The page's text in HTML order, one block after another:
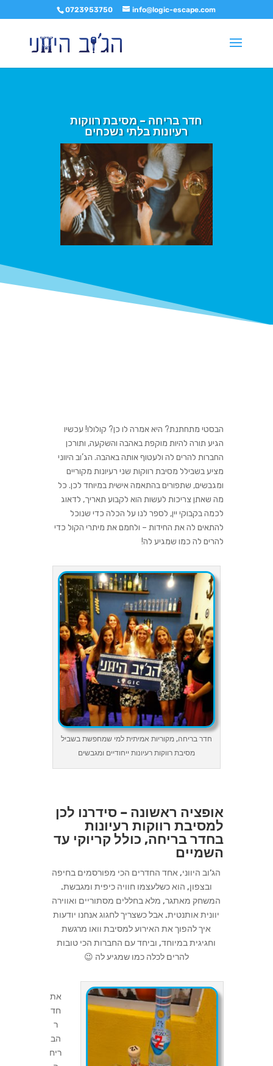
0723953750 info@logic-escape.com
חדר בריחה – מסיבת רווקות
רעיונות בלתי נשכחים
הבסטי מתחתנת? היא אמרה לו כן? קולולו! עכשיו
הגיע תורה להיות מוקפת באהבה והשקעה, ותורכן
החברות להרים לה ולעטוף אותה באהבה. הג’וב היווני
מציע בשבילל מסיבת רווקות שני רעיונות מקוריים
ומגבשים, שתפורים בהתאמה אישית במיוחד לכן. כל
מה שאתן צריכות לעשות הוא לקבוע תאריך, לדאוג
לכמה בקבוקי יין, לספר לנו על הכלה כדי שנוכל
להתאים לה את החידות – ולחמם את מיתרי הקול כדי
להרים לה כמו שמגיע לה!
חדר בריחה, מקוריות אמיתית למי שמחפשת בשביל
מסיבת רווקות רעיונות ייחודיים ומגבשים
אופציה ראשונה – סידרנו לכן
למסיבת רווקות רעיונות
בחדר בריחה, כולל קריוקי עד
השמיים
הג’וב היווני, אחד החדרים הכי מפורסמים בחיפה
ובצפון, הוא כשלעצמו חוויה כיפית ומגבשת.
המשחק מאתגר, מלא בחללים מסתוריים ואווירה
יוונית אותנטית. אבל כשצריך לחגוג אנחנו יודעות
איך להפוך את האירוע למסיבת וואו מרגשת
וחגיגית במיוחד, וביחד עם החברות הכי טובות
להרים לכלה כמו שמגיע לה 😉
את
חד
ר
הב
ריח